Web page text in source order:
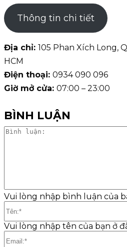
Thông tin chi tiết
Địa chỉ: 105 Phan Xích Long,
HCM
Điện thoại: 0934 090 096
Giờ mở cửa: 07:00 – 23:00
BÌNH LUẬN
Vui lòng nhập bình luận của
Vui lòng nhập tên của bạn ở